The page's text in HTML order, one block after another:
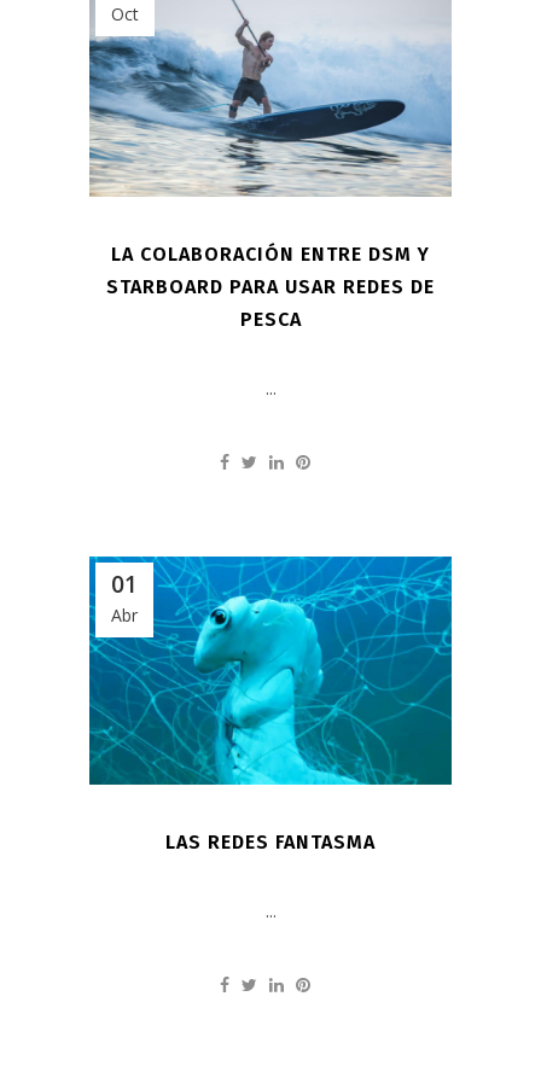
Oct
LA COLABORACIÓN ENTRE DSM Y
STARBOARD PARA USAR REDES DE
PESCA
...
01
Abr
LAS REDES FANTASMA
...